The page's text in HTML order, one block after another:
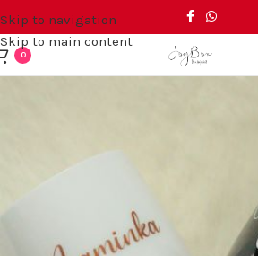
Skip to navigation
Skip to main content
0